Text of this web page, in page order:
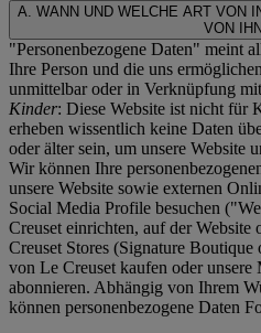
A. WANN UND WELCHE ART VON
VON
"Personenbezogene Daten" meint
Ihre Person und die uns
unmittelbar oder in Verknüpfung
Kinder: Diese Website ist nicht für
erheben wissentlich keine Daten
oder älter sein, um unsere Website
Wir können Ihre
unsere Website sowie externen
Social Media Profile besuchen ("
Creuset einrichten, auf der Website
Creuset Stores (Signature
von Le Creuset kaufen oder
abonnieren. Abhängig von Ihrem
können personenbezogene Daten